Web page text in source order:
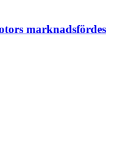
marknadsfördes